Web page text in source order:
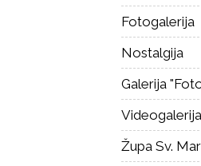
Fotogalerija
Nostalgija
Galerija
Videogalerija
Župa Sv.